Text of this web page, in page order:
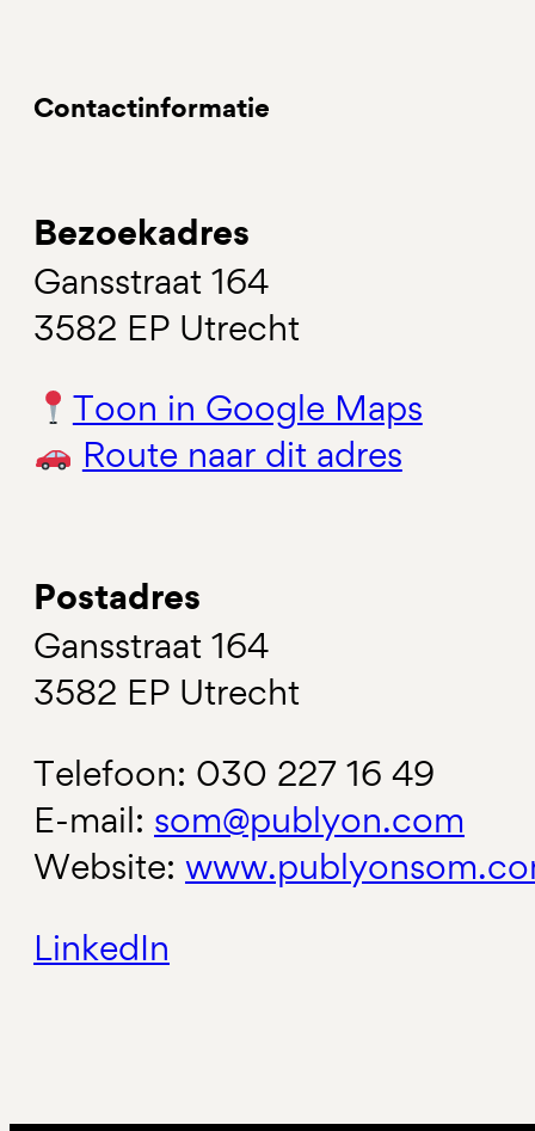
Contactinformatie
Bezoekadres
Gansstraat 164
3582 EP Utrecht
Toon in Google Maps
Route naar dit adres
Postadres
Gansstraat 164
3582 EP Utrecht
Telefoon: 030 227 16 49
E-mail: som@publyon.com
Website:
LinkedIn